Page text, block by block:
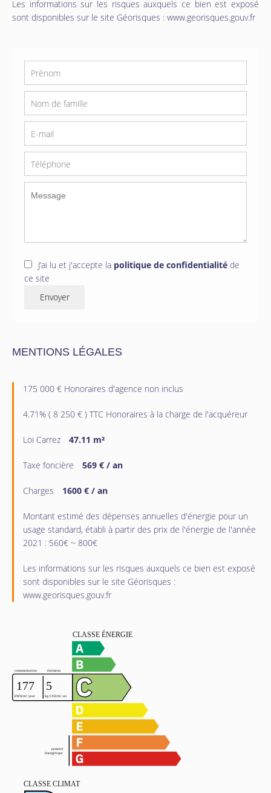
Les informations sur les risques auxquels ce bien est exposé
sont disponibles sur le site Géorisques : www.georisques.gouv.fr
J’ai lu et j'accepte la politique de confidentialité de
ce site
Envoyer
MENTIONS LÉGALES
175 000 € Honoraires d'agence non inclus
4.71% ( 8 250 € ) TTC Honoraires à la charge de l'acquéreur
Loi Carrez 47.11 m²
Taxe foncière 569 € / an
Charges 1600 € / an
Montant estimé des dépenses annuelles d'énergie pour un
usage standard, établi à partir des prix de l'énergie de l'année
2021 : 560€ ~ 800€
Les informations sur les risques auxquels ce bien est exposé
sont disponibles sur le site Géorisques :
www.georisques.gouv.fr